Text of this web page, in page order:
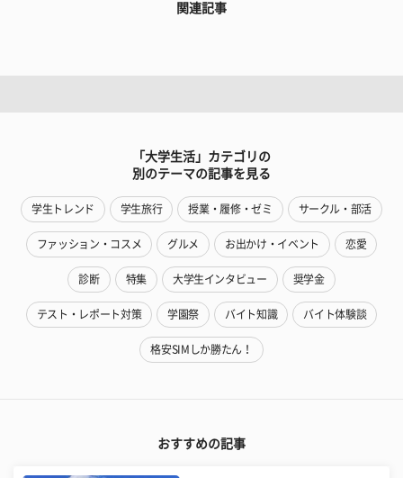
関連記事
「大学生活」カテゴリの
別のテーマの記事を見る
学生トレンド 学生旅行 授業・履修・ゼミ サークル・部活
ファッション・コスメ グルメ お出かけ・イベント 恋愛
診断 特集 大学生インタビュー 奨学金
テスト・レポート対策 学園祭 バイト知識 バイト体験談
格安SIMしか勝たん！
おすすめの記事